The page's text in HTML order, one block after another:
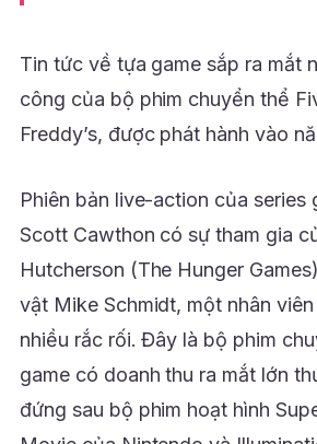
Tin tức về tựa game sắp ra mắt
công của bộ phim chuyển thể
Freddy’s, được phát hành vào
Phiên bản live-action của series
Scott Cawthon có sự tham gia
Hutcherson (The Hunger
vật Mike Schmidt, một nhân
nhiều rắc rối. Đây là bộ phim
game có doanh thu ra mắt lớn
đứng sau bộ phim hoạt hình